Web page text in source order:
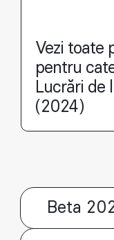
Vezi toate
pentru
Lucrări de
(2024)
Beta